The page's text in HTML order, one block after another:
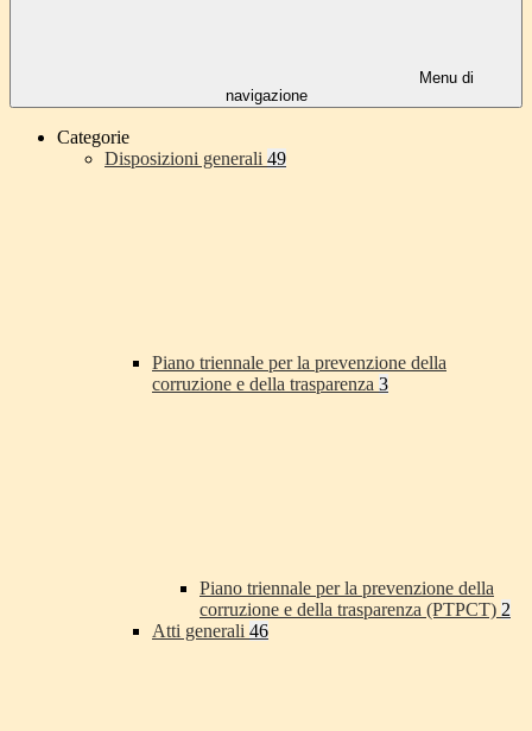
Menu di
navigazione
Categorie
Disposizioni generali 49
Piano triennale per la prevenzione della
corruzione e della trasparenza 3
Piano triennale per la prevenzione della
corruzione e della trasparenza (PTPCT) 2
Atti generali 46